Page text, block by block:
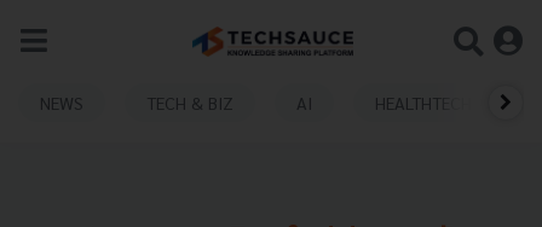
NEWS TECH & BIZ AI HEALTHTECH